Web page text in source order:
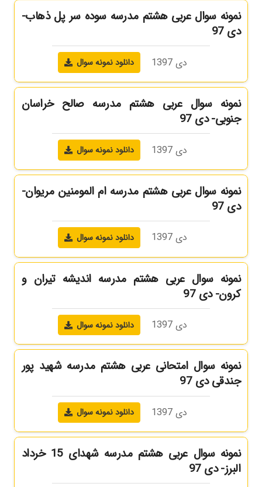
نمونه سوال عربی هشتم مدرسه سوده سر پل ذهاب-
دی 97
دی 1397 دانلود نمونه سوال
نمونه سوال عربی هشتم مدرسه صالح خراسان
جنوبی- دی 97
دی 1397 دانلود نمونه سوال
نمونه سوال عربی هشتم مدرسه ام المومنین مریوان-
دی 97
دی 1397 دانلود نمونه سوال
نمونه سوال عربی هشتم مدرسه اندیشه تیران و
کرون- دی 97
دی 1397 دانلود نمونه سوال
نمونه سوال امتحانی عربی هشتم مدرسه شهید پور
جندقی دی 97
دی 1397 دانلود نمونه سوال
نمونه سوال عربی هشتم مدرسه شهدای 15 خرداد
البرز- دی 97